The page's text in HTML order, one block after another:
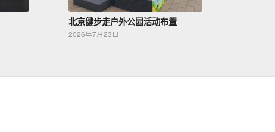
北京健步走户外公园活动布置
2026年7月23日